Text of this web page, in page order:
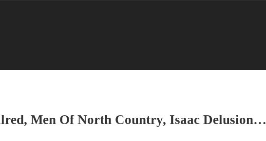
Men Of North Country, Isaac Delusion…